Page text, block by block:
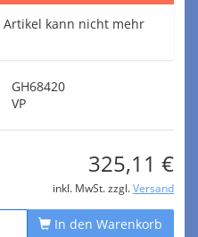
kann nicht mehr
GH68420
VP
325,11 €
inkl. MwSt. zzgl. Versand
In den Warenkorb